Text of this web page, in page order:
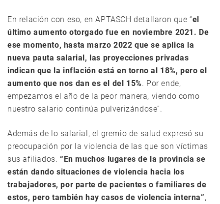
En relación con eso, en APTASCH detallaron que “el
último aumento otorgado fue en noviembre 2021. De
ese momento, hasta marzo 2022 que se aplica la
nueva pauta salarial, las proyecciones privadas
indican que la inflación está en torno al 18%, pero el
aumento que nos dan es el del 15%. Por ende,
empezamos el año de la peor manera, viendo como
nuestro salario continúa pulverizándose”.
Además de lo salarial, el gremio de salud expresó su
preocupación por la violencia de las que son víctimas
sus afiliados. “En muchos lugares de la provincia se
están dando situaciones de violencia hacia los
trabajadores, por parte de pacientes o familiares de
estos, pero también hay casos de violencia interna”,